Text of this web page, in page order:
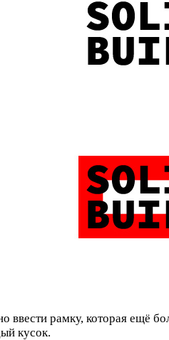
ввести рамку, которая ещё
кусок.